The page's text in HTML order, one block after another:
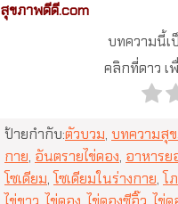
สุขภาพดีดี.com
บทความนี้เ
คลิกที่ดาว เ
ป้ายกำกับ:ตัวบวม, บทความสุ
กาย, อันตรายไข่ดอง, อาหารย
โซเดียม,โซเดียมในร่างกาย,โ